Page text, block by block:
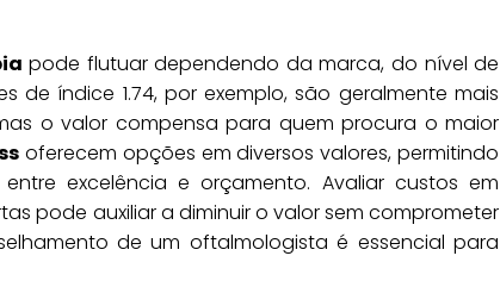
pode flutuar dependendo da marca, do nível de
de índice 1.74, por exemplo, são geralmente mais
o valor compensa para quem procura o maior
oferecem opções em diversos valores, permitindo
excelência e orçamento. Avaliar custos em
pode auxiliar a diminuir o valor sem comprometer
de um oftalmologista é essencial para